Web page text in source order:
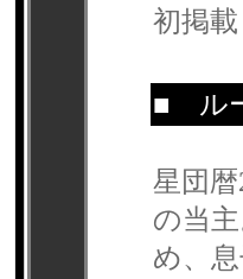
初掲
■ ル
星団
の当
め、